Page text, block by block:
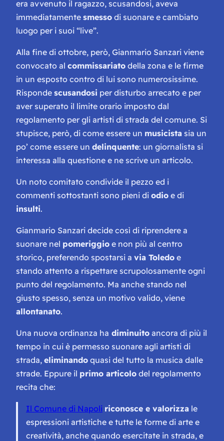
era avvenuto il ragazzo, scusandosi, aveva
immediatamente smesso di suonare e cambiato
luogo per i suoi “live”.
Alla fine di ottobre, però, Gianmario Sanzari viene
convocato al commissariato della zona e le firme
in un esposto contro di lui sono numerosissime.
Risponde scusandosi per disturbo arrecato e per
aver superato il limite orario imposto dal
regolamento per gli artisti di strada del comune. Si
stupisce, però, di come essere un musicista sia un
po’ come essere un delinquente: un giornalista si
interessa alla questione e ne scrive un articolo.
Un noto comitato condivide il pezzo ed i
commenti sottostanti sono pieni di odio e di
insulti.
Gianmario Sanzari decide così di riprendere a
suonare nel pomeriggio e non più al centro
storico, preferendo spostarsi a via Toledo e
stando attento a rispettare scrupolosamente ogni
punto del regolamento. Ma anche stando nel
giusto spesso, senza un motivo valido, viene
allontanato.
Una nuova ordinanza ha diminuito ancora di più il
tempo in cui è permesso suonare agli artisti di
strada, eliminando quasi del tutto la musica dalle
strade. Eppure il primo articolo del regolamento
recita che:
Il Comune di Napoli riconosce e valorizza le
espressioni artistiche e tutte le forme di arte e
creatività, anche quando esercitate in strada, e